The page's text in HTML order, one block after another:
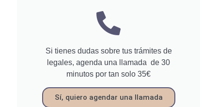
Si tienes dudas sobre tus trámites de
legales, agenda una llamada de 30
minutos por tan solo 35€
Sí, quiero agendar una llamada